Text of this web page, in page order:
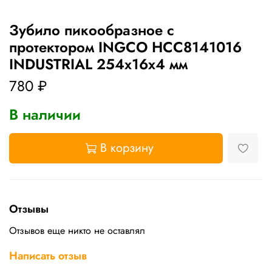
Зубило пикообразное с
протектором INGCO HCC8141016
INDUSTRIAL 254х16х4 мм
780 ₽
В наличии
В корзину
Отзывы
Отзывов еще никто не оставлял
Написать отзыв